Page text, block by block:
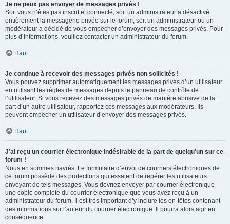
Je ne peux pas envoyer de messages privés !
Soit vous n’êtes pas inscrit et connecté, soit un administrateur a désactivé
entièrement la messagerie privée sur le forum, soit un administrateur ou un
modérateur a décidé de vous empêcher d’envoyer des messages privés. Pour
plus d’informations, veuillez contacter un administrateur du forum.
Haut
Je continue à recevoir des messages privés non sollicités !
Vous pouvez supprimer automatiquement les messages privés d’un utilisateur
en utilisant les règles de messages depuis le panneau de contrôle de
l’utilisateur. Si vous recevez des messages privés de manière abusive de la
part d’un autre utilisateur, rapportez ces messages aux modérateurs. Ils
peuvent empêcher un utilisateur d’envoyer des messages privés.
Haut
J’ai reçu un courrier électronique indésirable de la part de quelqu’un sur ce
forum !
Nous en sommes navrés. Le formulaire d’envoi de courriers électroniques de
ce forum possède des protections qui essaient de repérer les utilisateurs
envoyant de tels messages. Vous devriez envoyer par courrier électronique
une copie complète du courrier électronique que vous avez reçu à un
administrateur du forum. Il est très important d’y inclure les en-têtes contenant
des informations sur l’auteur du courrier électronique. Il pourra alors agir en
conséquence.